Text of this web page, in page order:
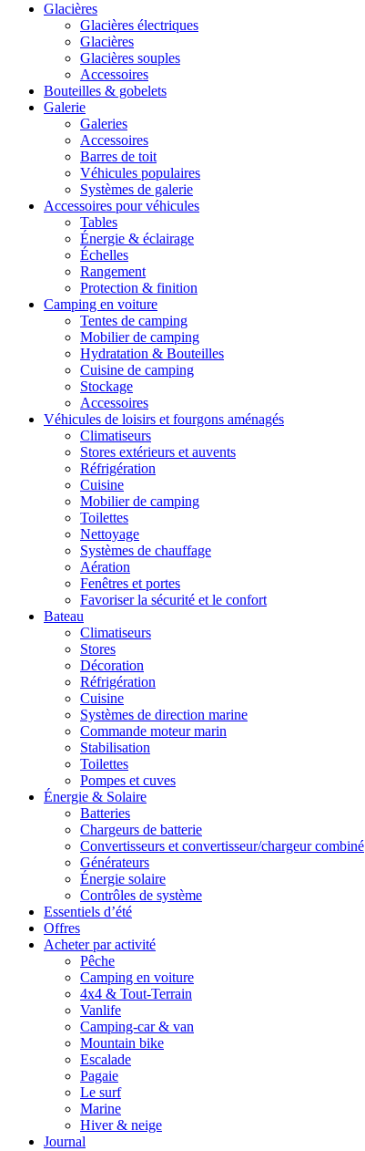
Glacières
Glacières électriques
Glacières
Glacières souples
Accessoires
Bouteilles & gobelets
Galerie
Galeries
Accessoires
Barres de toit
Véhicules populaires
Systèmes de galerie
Accessoires pour véhicules
Tables
Énergie & éclairage
Échelles
Rangement
Protection & finition
Camping en voiture
Tentes de camping
Mobilier de camping
Hydratation & Bouteilles
Cuisine de camping
Stockage
Accessoires
Véhicules de loisirs et fourgons aménagés
Climatiseurs
Stores extérieurs et auvents
Réfrigération
Cuisine
Mobilier de camping
Toilettes
Nettoyage
Systèmes de chauffage
Aération
Fenêtres et portes
Favoriser la sécurité et le confort
Bateau
Climatiseurs
Stores
Décoration
Réfrigération
Cuisine
Systèmes de direction marine
Commande moteur marin
Stabilisation
Toilettes
Pompes et cuves
Énergie & Solaire
Batteries
Chargeurs de batterie
Convertisseurs et convertisseur/chargeur combiné
Générateurs
Énergie solaire
Contrôles de système
Essentiels d’été
Offres
Acheter par activité
Pêche
Camping en voiture
4x4 & Tout-Terrain
Vanlife
Camping-car & van
Mountain bike
Escalade
Pagaie
Le surf
Marine
Hiver & neige
Journal